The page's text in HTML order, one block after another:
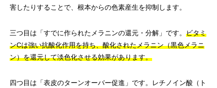
害したりすることで、根本からの色素産生を抑制します。
三つ目は「すでに作られたメラニンの還元・分解」です。 ビタミ
ンCは強い抗酸化作用を持ち、酸化されたメラニン（黒色メラニ
ン）を還元して淡色化させる効果があります。
四つ目は「表皮のターンオーバー促進」です。レチノイン酸（ト